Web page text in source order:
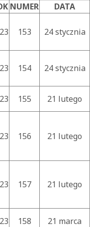
NUMER DATA
153 24 stycznia
154 24 stycznia
155 21 lutego
156 21 lutego
157 21 lutego
158 21 marca